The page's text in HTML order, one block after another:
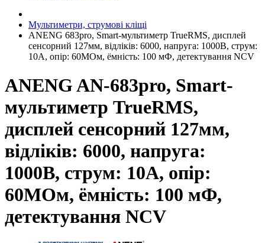
Мультиметри, струмові кліщі
ANENG 683pro, Smart-мультиметр TrueRMS, дисплей
сенсорний 127мм, відліків: 6000, напруга: 1000В, струм:
10А, опір: 60MОм, ёмність: 100 мФ, детектування NCV
ANENG AN-683pro, Smart-
мультиметр TrueRMS,
дисплей сенсорний 127мм,
відліків: 6000, напруга:
1000В, струм: 10А, опір:
60MОм, ёмність: 100 мФ,
детектування NCV